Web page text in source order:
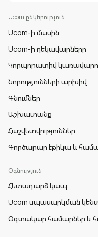
Ucom ընկերություն
Ucom-ի մասին
Ucom-ի ղեկավարները
Կորպորատիվ
Նորությունների արխիվ
Գնումներ
Աշխատանք
Հաշվետվություններ
Գործարար էթիկա և
Օգնություն
Հետադարձ կապ
Ucom սպասարկման
Օգտակար համարներ և